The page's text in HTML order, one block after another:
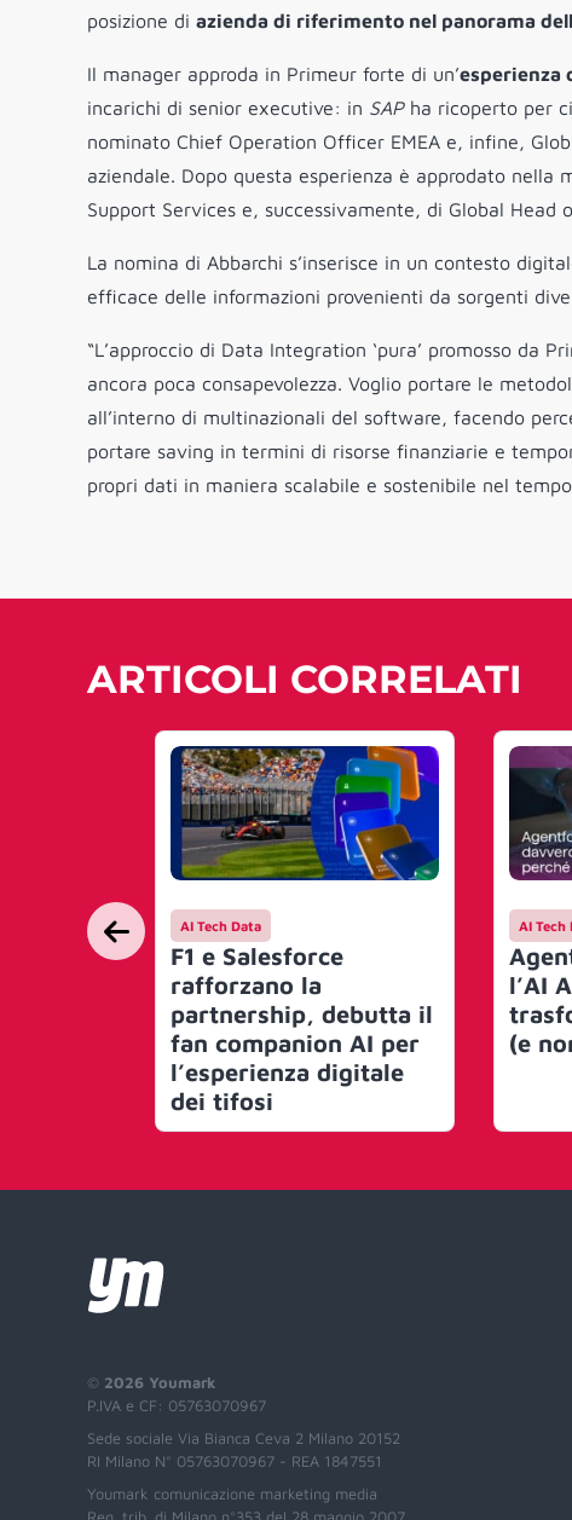
posizione di azienda di riferimento nel panorama
Il manager approda in Primeur forte di un’esperienza
incarichi di senior executive: in SAPha ricoperto per
nominato Chief Operation Officer EMEA e, infine,
aziendale. Dopo questa esperienza è approdato nella
Support Services e, successivamente, di Global Head
La nomina di Abbarchi s’inserisce in un contesto
efficace delle informazioni provenienti da sorgenti
“L’approccio di Data Integration ‘pura’ promosso da
ancora poca consapevolezza. Voglio portare le
all’interno di multinazionali del software, facendo
portare saving in termini di risorse finanziarie e
propri dati in maniera scalabile e sostenibile nel
ARTICOLI CORRELATI
AI Tech Data
F1 e Salesforce
rafforzano la
partnership, debutta il
fan companion AI per
l’esperienza digitale
dei tifosi
AI Tech
l’AI
(e
© 2026 Youmark
P.IVA e CF: 05763070967
Sede sociale Via Bianca Ceva 2 Milano 20152
RI Milano N° 05763070967 - REA 1847551
Youmark comunicazione marketing media